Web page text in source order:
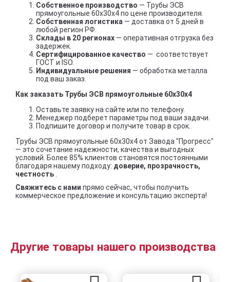
Собственное производство — Трубы ЭСВ
прямоугольные 60х30х4 по цене производителя.
Собственная логистика — доставка от 5 дней в
любой регион РФ.
Склады в 20 регионах — оперативная отгрузка без
задержек.
Сертифицированное качество — соответствует
ГОСТ и ISO.
Индивидуальные решения — обработка металла
под ваш заказ.
Как заказать Трубы ЭСВ прямоугольные 60х30х4
Оставьте заявку на сайте или по телефону.
Менеджер подберет параметры под ваши задачи.
Подпишите договор и получите товар в срок.
Трубы ЭСВ прямоугольные 60х30х4 от Завода "Прогресс"
— это сочетание надежности, качества и выгодных
условий. Более 85% клиентов становятся постоянными
благодаря нашему подходу: доверие, прозрачность,
честность
Свяжитесь с нами прямо сейчас, чтобы получить
коммерческое предложение и консультацию эксперта!
Другие товары нашего производства